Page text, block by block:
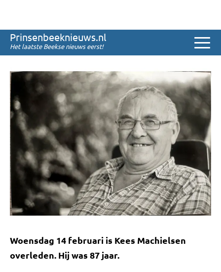
Prinsenbeeknieuws.nl
Het laatste Beekse nieuws eerst!
Kees Machielsen overleden
Woensdag 14 februari is Kees Machielsen
overleden. Hij was 87 jaar.